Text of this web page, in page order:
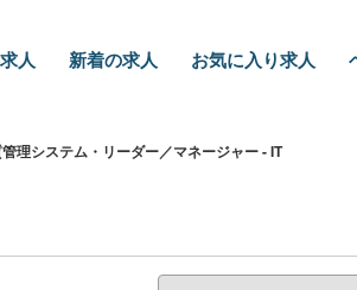
人 新着の求人 お気に入り求人
理システム・リーダー／マネージャー - IT